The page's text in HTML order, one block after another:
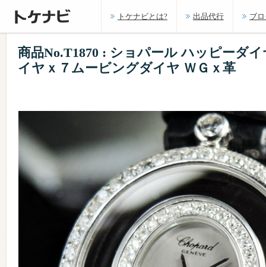
トケナビとは? 出品代行 ブ
商品No.T1870 : ショパール ハッピーダ
イヤｘ７ムービングダイヤ ＷＧｘ革